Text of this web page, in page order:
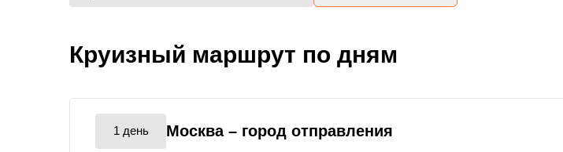
Круизный маршрут по дням
1 день Москва – город отправления